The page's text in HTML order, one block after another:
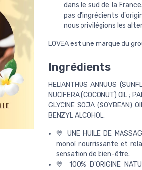
dans le sud de la
pas d'ingrédients
nous privilégions les
LOVEA est une marque du
Ingrédients
HELIANTHUS ANNUUS
NUCIFERA (COCONUT) OIL ;
GLYCINE SOJA (SOYBEAN)
BENZYL ALCOHOL.
💛 UNE HUILE DE
monoï nourrissante et
sensation de bien-être.
💛 100% D'ORIGINE